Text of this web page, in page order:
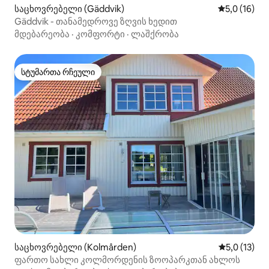
საცხოვრებელი (Gäddvik) საშუალო
5,0 (16)
Gäddvik - თანამედროვე ზღვის ხედით
მდებარეობა · კომფორტი · ლაშქრობა
სტუმართა რჩეული
სტუმართა რჩეული
საცხოვრებელი (Kolmården) საშუალო
5,0 (13)
ფართო სახლი კოლმორდენის ზოოპარკთან ახლოს